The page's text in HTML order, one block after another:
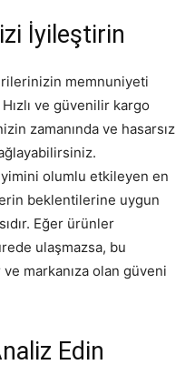
İyileştirin
memnuniyeti
ve güvenilir kargo
zamanında ve hasarsız
olumlu etkileyen en
beklentilerine uygun
Eğer ürünler
ulaşmazsa, bu
markanıza olan güveni
Edin